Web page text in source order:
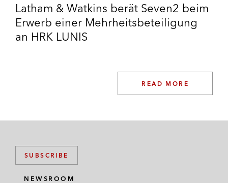
Latham & Watkins berät Seven2 beim
Erwerb einer Mehrheitsbeteiligung
an HRK LUNIS
READ MORE
SUBSCRIBE
NEWSROOM